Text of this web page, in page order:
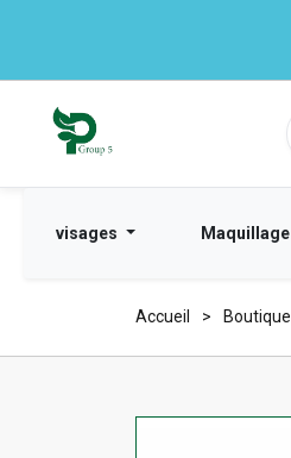
visages Maquillage
Accueil Boutique